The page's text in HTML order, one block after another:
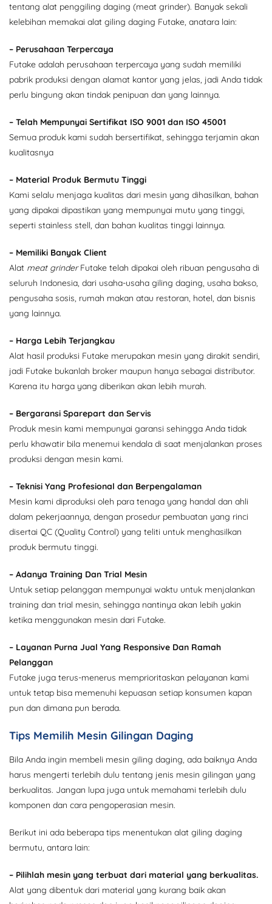
tentang alat penggiling daging (meat grinder). Banyak sekali
kelebihan memakai alat giling daging Futake, anatara lain:
– Perusahaan Terpercaya
Futake adalah perusahaan terpercaya yang sudah memiliki
pabrik produksi dengan alamat kantor yang jelas, jadi Anda tidak
perlu bingung akan tindak penipuan dan yang lainnya.
– Telah Mempunyai Sertifikat ISO 9001 dan ISO 45001
Semua produk kami sudah bersertifikat, sehingga terjamin akan
kualitasnya
– Material Produk Bermutu Tinggi
Kami selalu menjaga kualitas dari mesin yang dihasilkan, bahan
yang dipakai dipastikan yang mempunyai mutu yang tinggi,
seperti stainless stell, dan bahan kualitas tinggi lainnya.
– Memiliki Banyak Client
Alat meat grinderFutake telah dipakai oleh ribuan pengusaha di
seluruh Indonesia, dari usaha-usaha giling daging, usaha bakso,
pengusaha sosis, rumah makan atau restoran, hotel, dan bisnis
yang lainnya.
– Harga Lebih Terjangkau
Alat hasil produksi Futake merupakan mesin yang dirakit sendiri,
jadi Futake bukanlah broker maupun hanya sebagai distributor.
Karena itu harga yang diberikan akan lebih murah.
– Bergaransi Sparepart dan Servis
Produk mesin kami mempunyai garansi sehingga Anda tidak
perlu khawatir bila menemui kendala di saat menjalankan proses
produksi dengan mesin kami.
– Teknisi Yang Profesional dan Berpengalaman
Mesin kami diproduksi oleh para tenaga yang handal dan ahli
dalam pekerjaannya, dengan prosedur pembuatan yang rinci
disertai QC (Quality Control) yang teliti untuk menghasilkan
produk bermutu tinggi.
– Adanya Training Dan Trial Mesin
Untuk setiap pelanggan mempunyai waktu untuk menjalankan
training dan trial mesin, sehingga nantinya akan lebih yakin
ketika menggunakan mesin dari Futake.
– Layanan Purna Jual Yang Responsive Dan Ramah
Pelanggan
Futake juga terus-menerus memprioritaskan pelayanan kami
untuk tetap bisa memenuhi kepuasan setiap konsumen kapan
pun dan dimana pun berada.
Tips Memilih Mesin Gilingan Daging
Bila Anda ingin membeli mesin giling daging, ada baiknya Anda
harus mengerti terlebih dulu tentang jenis mesin gilingan yang
berkualitas. Jangan lupa juga untuk memahami terlebih dulu
komponen dan cara pengoperasian mesin.
Berikut ini ada beberapa tips menentukan alat giling daging
bermutu, antara lain:
– Pilihlah mesin yang terbuat dari material yang berkualitas.
Alat yang dibentuk dari material yang kurang baik akan